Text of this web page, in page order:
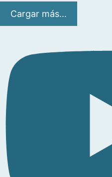
Cargar más...